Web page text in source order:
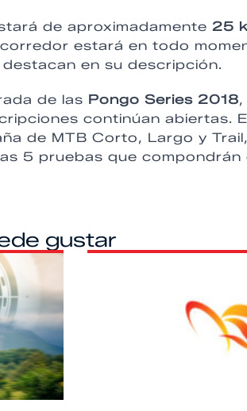
de aproximadamente 25
estará en todo
en su descripción.
de las Pongo Series 2018
continúan abiertas.
de MTB Corto, Largo y
5 pruebas que
gustar